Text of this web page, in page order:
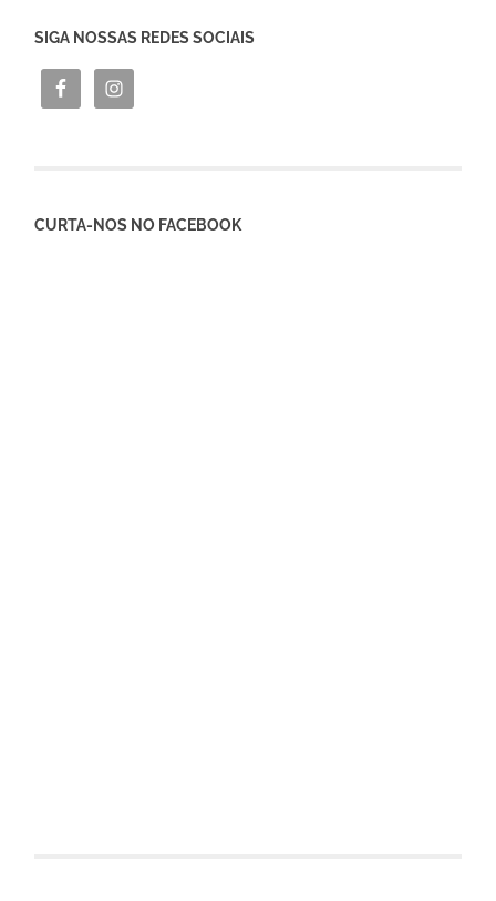
SIGA NOSSAS REDES SOCIAIS
CURTA-NOS NO FACEBOOK